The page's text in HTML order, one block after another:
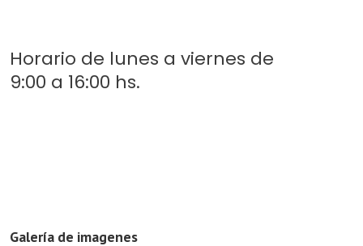
Horario de lunes a viernes de
9:00 a 16:00 hs.
Galería de imagenes